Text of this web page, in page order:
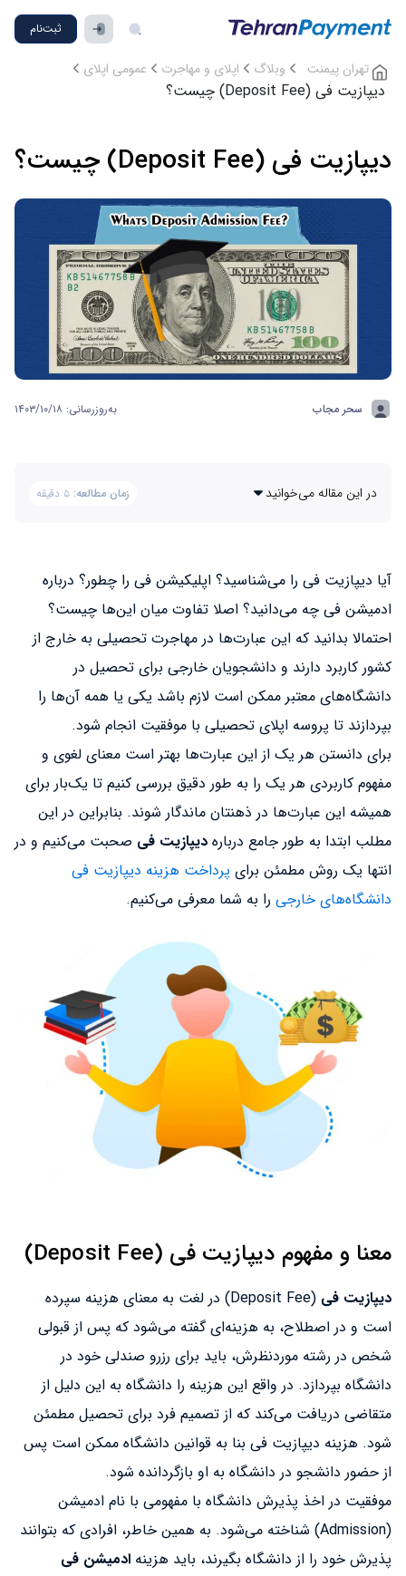
ثبت‌نام
تهران پیمنت وبلاگ اپلای و مهاجرت عمومی اپلای
دیپازیت فی (Deposit Fee) چیست؟
دیپازیت فی (Deposit Fee) چیست؟
سحر مجاب به‌روزرسانی: ۱۴۰۳/۱۰/۱۸
در این مقاله می‌خوانید زمان مطالعه: ۵ دقیقه
آیا دیپازیت فی را می‌شناسید؟ اپلیکیشن فی را چطور؟ درباره
ادمیشن فی چه می‌دانید؟ اصلا تفاوت میان این‌ها چیست؟
احتمالا بدانید که این عبارت‌ها در مهاجرت تحصیلی به خارج از
کشور کاربرد دارند و دانشجویان خارجی برای تحصیل در
دانشگاه‌های معتبر ممکن است لازم باشد یکی یا همه آن‌ها را
بپردازند تا پروسه اپلای تحصیلی با موفقیت انجام شود.
برای دانستن هر یک از این عبارت‌ها بهتر است معنای لغوی و
مفهوم کاربردی هر یک را به طور دقیق بررسی کنیم تا یک‌بار برای
همیشه این عبارت‌ها در ذهنتان ماندگار شوند. بنابراین در این
مطلب ابتدا به طور جامع درباره دیپازیت فی صحبت می‌کنیم و در
انتها یک روش مطمئن برای پرداخت هزینه دیپازیت فی
دانشگاه‌های خارجی را به شما معرفی می‌کنیم.
معنا و مفهوم دیپازیت فی (Deposit Fee)
دیپازیت فی
(Deposit Fee) در لغت به معنای هزینه سپرده
است و در اصطلاح، به هزینه‌ای گفته می‌شود که پس از قبولی
شخص در رشته موردنظرش، باید برای رزرو صندلی خود در
دانشگاه بپردازد. در واقع این هزینه را دانشگاه به این دلیل از
متقاضی دریافت می‌کند که از تصمیم فرد برای تحصیل مطمئن
شود. هزینه دیپازیت فی بنا به قوانین دانشگاه ممکن است پس
از حضور دانشجو در دانشگاه به او بازگردانده شود.
موفقیت در اخذ پذیرش دانشگاه با مفهومی با نام ادمیشن
(Admission) شناخته می‌شود. به همین خاطر، افرادی که بتوانند
پذیرش خود را از دانشگاه بگیرند، باید هزینه ادمیشن فی